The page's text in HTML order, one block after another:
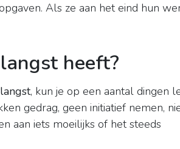
Als ze aan het eind hun
heeft?
, kun je op een aantal dingen
gedrag, geen initiatief nemen,
aan iets moeilijks of het steeds